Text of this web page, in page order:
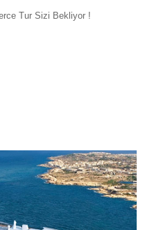
Tur Sizi Bekliyor !